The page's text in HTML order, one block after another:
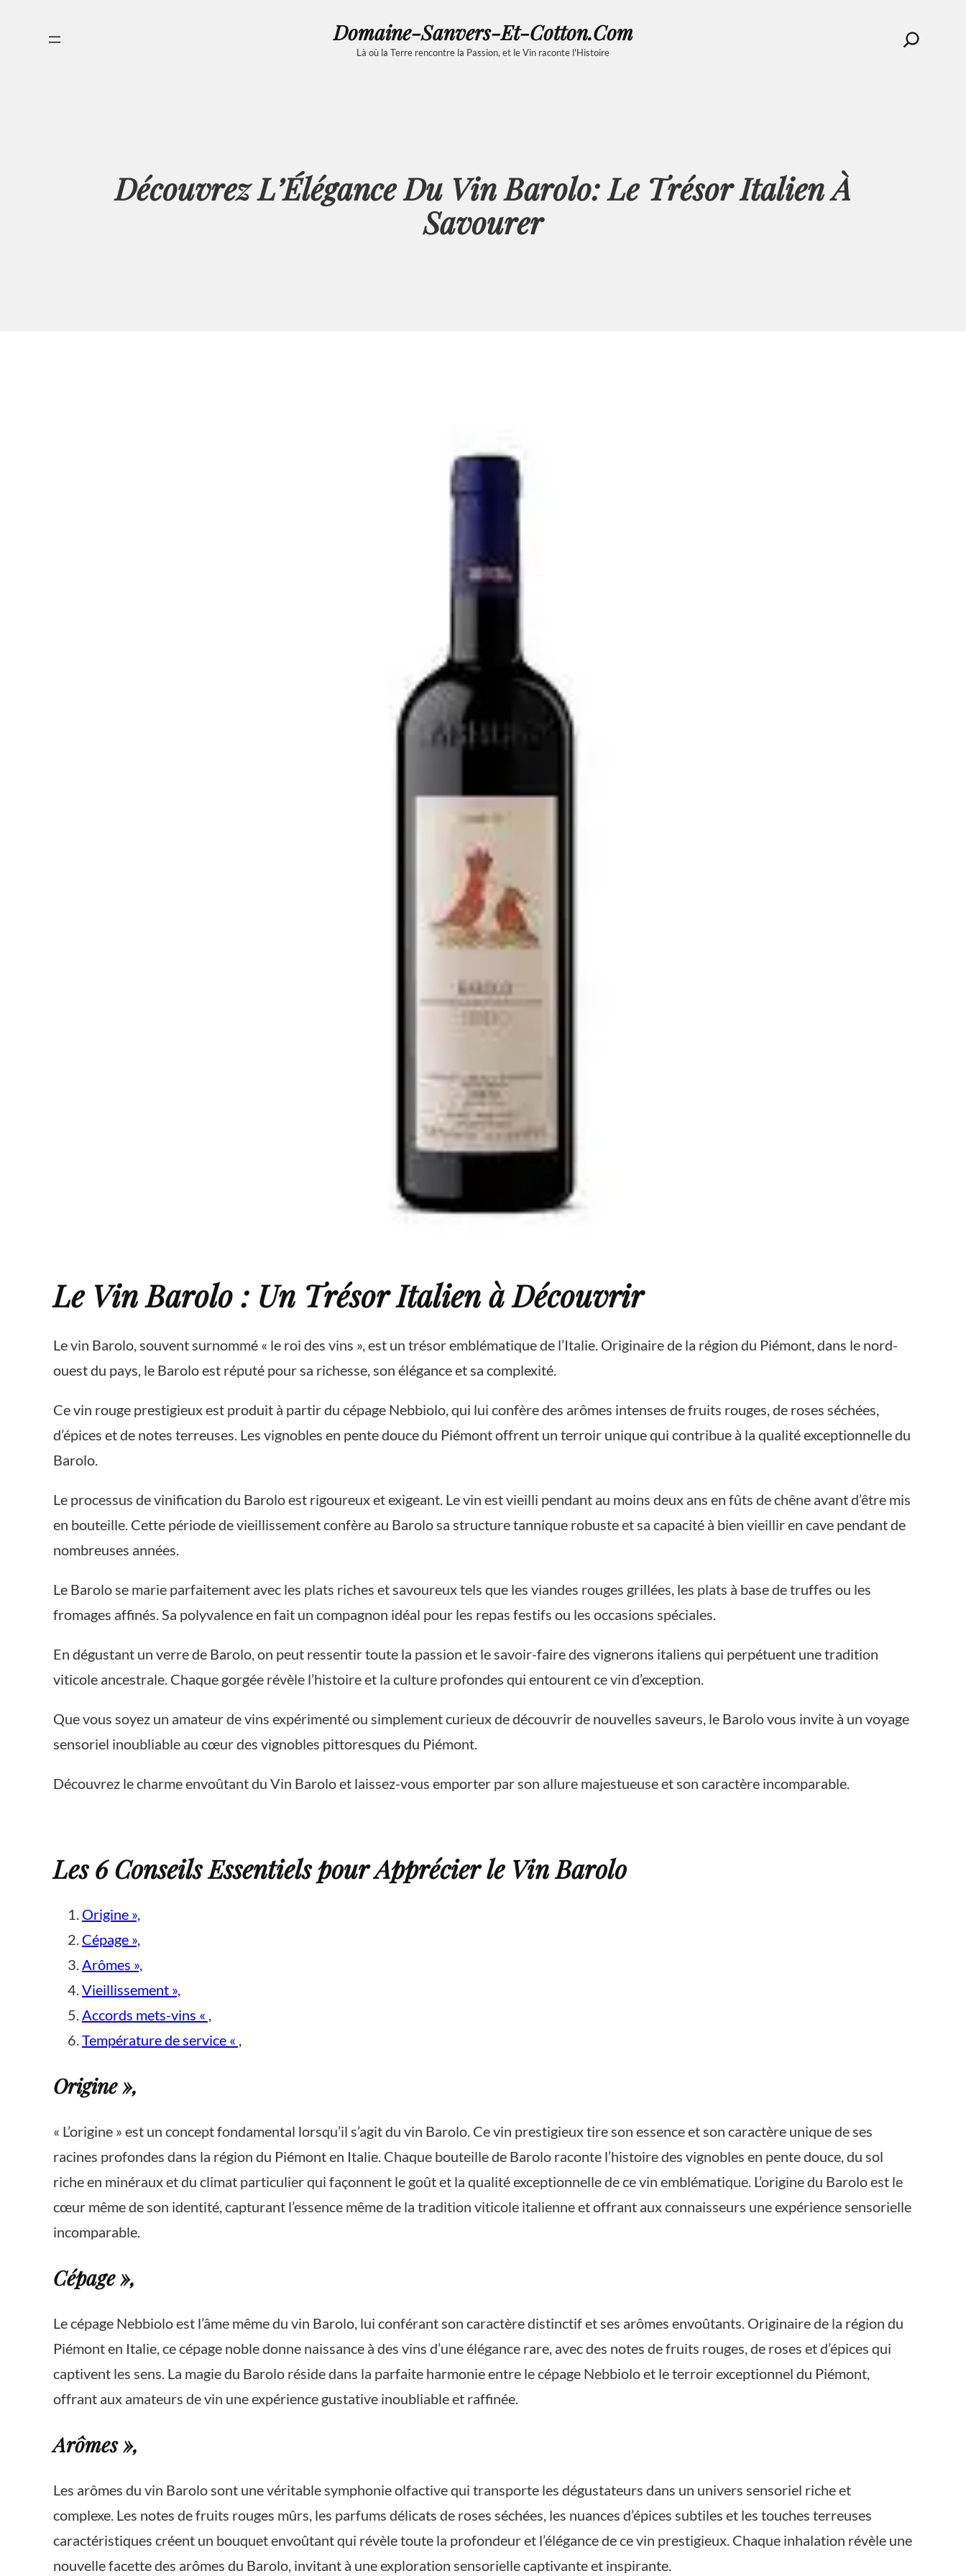
Domaine-Sanvers-Et-Cotton.com
Là où la Terre rencontre la Passion, et le Vin raconte l'Histoire
Search
Découvrez L’Élégance Du Vin Barolo: Le Trésor Italien À
Savourer
Le Vin Barolo : Un Trésor Italien à Découvrir
Le vin Barolo, souvent surnommé « le roi des vins », est un trésor emblématique de l’Italie. Originaire de la région du Piémont, dans le nord-
ouest du pays, le Barolo est réputé pour sa richesse, son élégance et sa complexité.
Ce vin rouge prestigieux est produit à partir du cépage Nebbiolo, qui lui confère des arômes intenses de fruits rouges, de roses séchées,
d’épices et de notes terreuses. Les vignobles en pente douce du Piémont offrent un terroir unique qui contribue à la qualité exceptionnelle du
Barolo.
Le processus de vinification du Barolo est rigoureux et exigeant. Le vin est vieilli pendant au moins deux ans en fûts de chêne avant d’être mis
en bouteille. Cette période de vieillissement confère au Barolo sa structure tannique robuste et sa capacité à bien vieillir en cave pendant de
nombreuses années.
Le Barolo se marie parfaitement avec les plats riches et savoureux tels que les viandes rouges grillées, les plats à base de truffes ou les
fromages affinés. Sa polyvalence en fait un compagnon idéal pour les repas festifs ou les occasions spéciales.
En dégustant un verre de Barolo, on peut ressentir toute la passion et le savoir-faire des vignerons italiens qui perpétuent une tradition
viticole ancestrale. Chaque gorgée révèle l’histoire et la culture profondes qui entourent ce vin d’exception.
Que vous soyez un amateur de vins expérimenté ou simplement curieux de découvrir de nouvelles saveurs, le Barolo vous invite à un voyage
sensoriel inoubliable au cœur des vignobles pittoresques du Piémont.
Découvrez le charme envoûtant du Vin Barolo et laissez-vous emporter par son allure majestueuse et son caractère incomparable.
Les 6 Conseils Essentiels pour Apprécier le Vin Barolo
Origine »,
Cépage »,
Arômes »,
Vieillissement »,
Accords mets-vins « ,
Température de service « ,
Origine »,
« L’origine » est un concept fondamental lorsqu’il s’agit du vin Barolo. Ce vin prestigieux tire son essence et son caractère unique de ses
racines profondes dans la région du Piémont en Italie. Chaque bouteille de Barolo raconte l’histoire des vignobles en pente douce, du sol
riche en minéraux et du climat particulier qui façonnent le goût et la qualité exceptionnelle de ce vin emblématique. L’origine du Barolo est le
cœur même de son identité, capturant l’essence même de la tradition viticole italienne et offrant aux connaisseurs une expérience sensorielle
incomparable.
Cépage »,
Le cépage Nebbiolo est l’âme même du vin Barolo, lui conférant son caractère distinctif et ses arômes envoûtants. Originaire de la région du
Piémont en Italie, ce cépage noble donne naissance à des vins d’une élégance rare, avec des notes de fruits rouges, de roses et d’épices qui
captivent les sens. La magie du Barolo réside dans la parfaite harmonie entre le cépage Nebbiolo et le terroir exceptionnel du Piémont,
offrant aux amateurs de vin une expérience gustative inoubliable et raffinée.
Arômes »,
Les arômes du vin Barolo sont une véritable symphonie olfactive qui transporte les dégustateurs dans un univers sensoriel riche et
complexe. Les notes de fruits rouges mûrs, les parfums délicats de roses séchées, les nuances d’épices subtiles et les touches terreuses
caractéristiques créent un bouquet envoûtant qui révèle toute la profondeur et l’élégance de ce vin prestigieux. Chaque inhalation révèle une
nouvelle facette des arômes du Barolo, invitant à une exploration sensorielle captivante et inspirante.